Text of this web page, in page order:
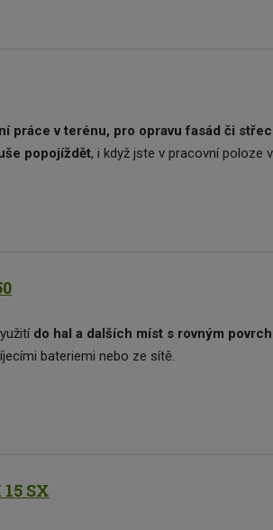
práce v terénu, pro opravu fasád či
popojíždět, i když jste v pracovní poloze
do hal a dalších míst s rovným
bateriemi nebo ze sítě.
SX